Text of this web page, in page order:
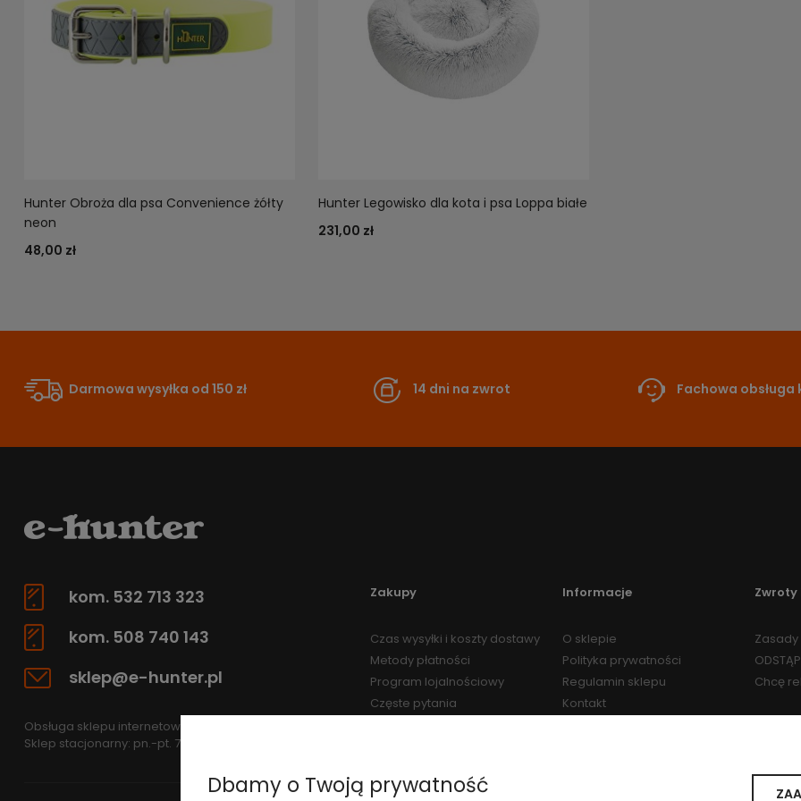
Hunter Obroża dla psa Convenience żółty
neon
48,00 zł
Hunter Legowisko dla kota i psa Loppa białe
231,00 zł
Darmowa wysyłka od 150 zł 14 dni na zwrot Fachowa obsługa
kom. 532 713 323
kom. 508 740 143
sklep@e-hunter.pl
Obsługa sklepu internetowego: pn.-pt 7.30-15.30
Sklep stacjonarny: pn.-pt. 7.30-15.30
Zakupy
Czas wysyłki i koszty dostawy
Metody płatności
Program lojalnościowy
Częste pytania
Informacje
O sklepie
Polityka prywatności
Regulamin sklepu
Kontakt
Chcę
Dbamy o Twoją prywatność